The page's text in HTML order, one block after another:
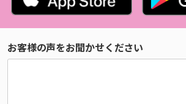
お客様の声をお聞かせください